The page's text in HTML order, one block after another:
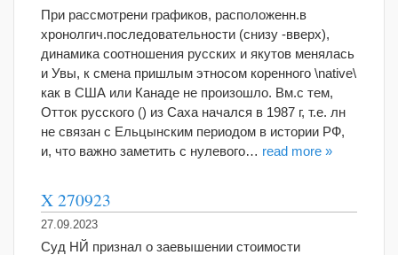
При рассмотрени графиков, расположенн.в
хронолгич.последовательности (снизу -вверх),
динамика соотношения русских и якутов менялась
и Увы, к смена пришлым этносом коренного \native\
как в США или Канаде не произошло. Вм.с тем,
Отток русского () из Саха начался в 1987 г, т.е. лн
не связан с Ельцынским периодом в истории РФ,
и, что важно заметить с нулевого… read more »
X 270923
27.09.2023
Суд НЙ признал о заевышении стоимости